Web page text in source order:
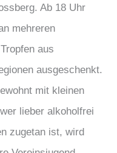
Ab 18 Uhr
mehreren
aus
ausgeschenkt.
mit kleinen
lieber alkoholfrei
zugetan ist, wird